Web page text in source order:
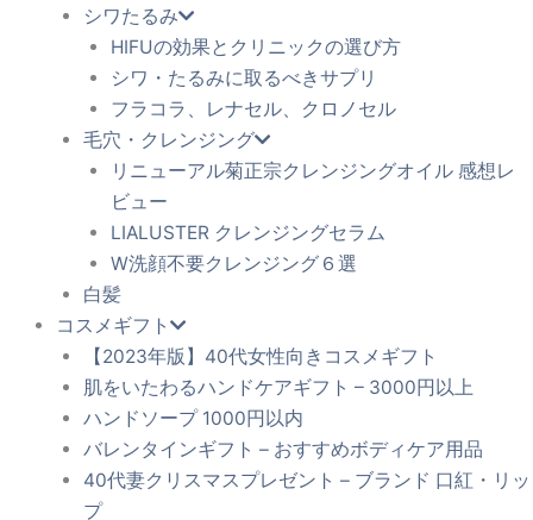
シワたるみ
HIFUの効果とクリニックの選び方
シワ・たるみに取るべきサプリ
フラコラ、レナセル、クロノセル
毛穴・クレンジング
リニューアル菊正宗クレンジングオイル 感想レ
ビュー
LIALUSTER クレンジングセラム
W洗顔不要クレンジング６選
白髪
コスメギフト
【2023年版】40代女性向きコスメギフト
肌をいたわるハンドケアギフト – 3000円以上
ハンドソープ 1000円以内
バレンタインギフト – おすすめボディケア用品
40代妻クリスマスプレゼント – ブランド 口紅・リッ
プ